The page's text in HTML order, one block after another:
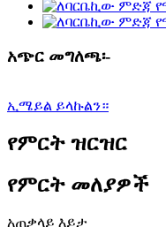
አጭር መግለጫ፡-
ኢሜይል ይላኩልን።
የምርት ዝርዝር
የምርት መለያዎች
አጠቃላይ እይታ